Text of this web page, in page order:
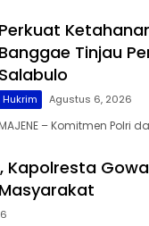
Perkuat
Banggae Tinjau
Salabulo
Hukrim Agustus 6, 2026
– Komitmen
Kapolresta